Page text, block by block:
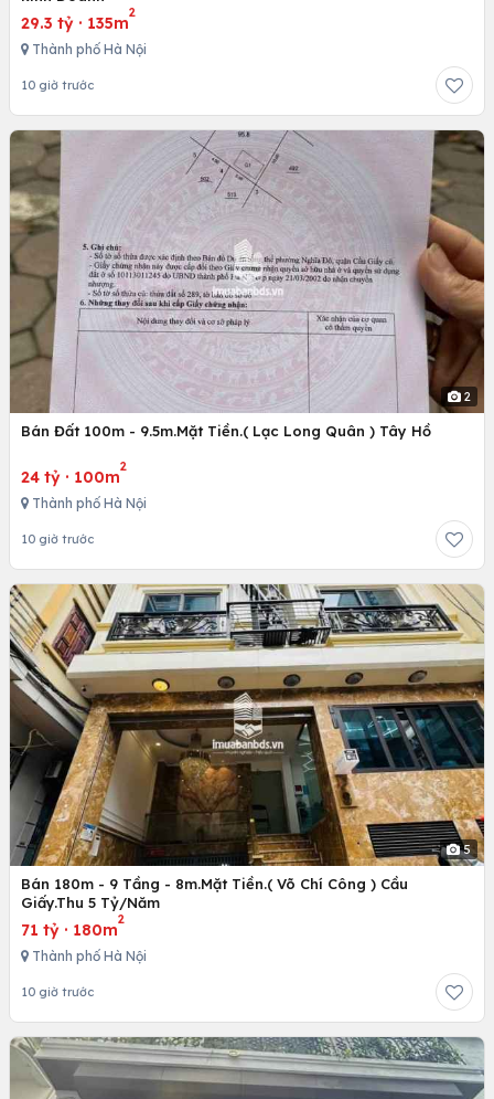
29.3 tỷ · 135m
2
Thành phố Hà Nội
10 giờ trước
2
Bán Đất 100m - 9.5m.Mặt Tiền.( Lạc Long Quân ) Tây Hồ
24 tỷ · 100m
2
Thành phố Hà Nội
10 giờ trước
5
Bán 180m - 9 Tầng - 8m.Mặt Tiền.( Võ Chí Công ) Cầu
Giấy.Thu 5 Tỷ/Năm
71 tỷ · 180m
2
Thành phố Hà Nội
10 giờ trước